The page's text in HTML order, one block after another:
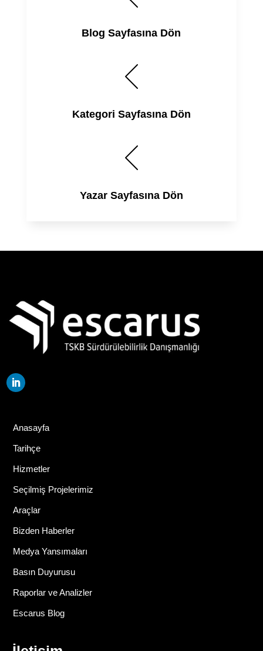
Blog Sayfasına Dön
Kategori Sayfasına Dön
Yazar Sayfasına Dön
Anasayfa
Tarihçe
Hizmetler
Seçilmiş Projelerimiz
Araçlar
Bizden Haberler
Medya Yansımaları
Basın Duyurusu
Raporlar ve Analizler
Escarus Blog